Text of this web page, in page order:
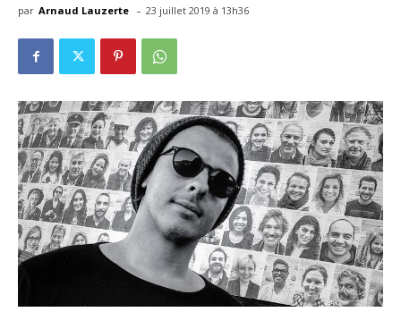
par Arnaud Lauzerte - 23 juillet 2019 à 13h36